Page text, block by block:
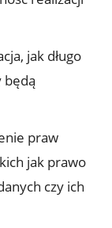
jak długo
będą
praw
jak prawo
czy ich